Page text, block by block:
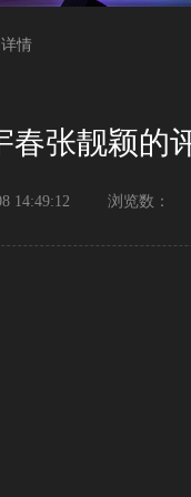
情
春张靓颖的
14:49:12 浏览数：